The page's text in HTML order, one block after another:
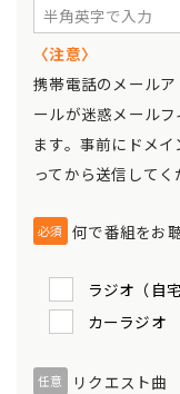
〈注意〉
携帯電話のメール
ールが迷惑メール
ます。事前にドメ
ってから送信してく
必須 何で番組をお
ラジオ（自宅
カーラジオ
任意 リクエスト曲